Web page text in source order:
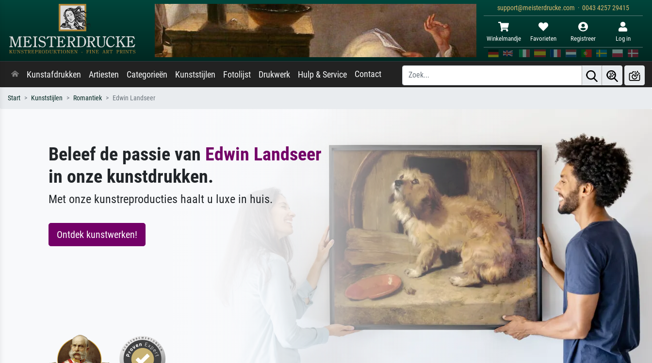
support@meisterdrucke.com · 0043 4257 29415
Winkelmandje Favorieten Registreer Log in
Kunstafdrukken Artiesten Categorieën Kunststijlen Fotolijst Drukwerk Hulp & Service Contact
Start Kunststijlen Romantiek Edwin Landseer
Beleef de passie van Edwin Landseer
in onze kunstdrukken.
Met onze kunstreproducties haalt u luxe in huis.
Ontdek kunstwerken!